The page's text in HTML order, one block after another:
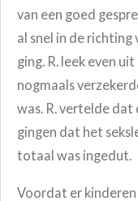
van een goed
al snel in de richting
ging. R. leek even
nogmaals
was. R. vertelde dat
gingen dat het
totaal was ingedut.
Voordat er kinderen